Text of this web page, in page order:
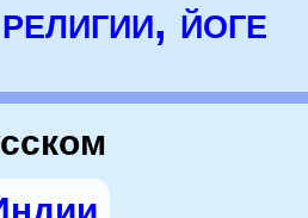
йоге